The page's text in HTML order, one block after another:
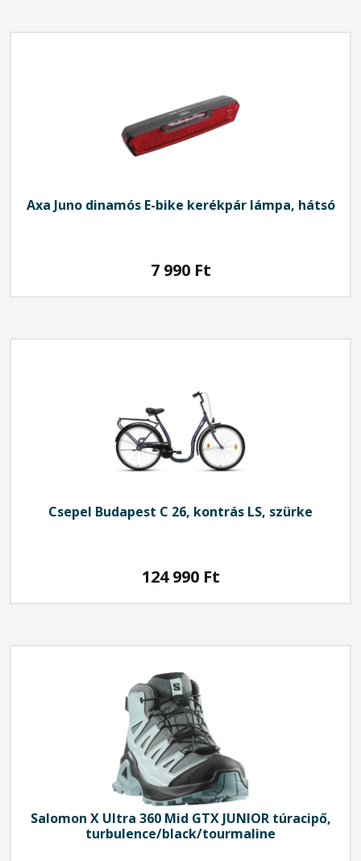
Axa Juno dinamós E-bike kerékpár lámpa, hátsó
7 990 Ft
Csepel Budapest C 26, kontrás LS, szürke
124 990 Ft
Salomon X Ultra 360 Mid GTX JUNIOR túracipő,
turbulence/black/tourmaline